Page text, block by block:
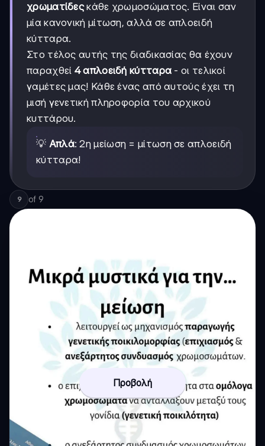
χρωματίδεςκάθε χρωμοσώματος. Είναι σαν
μία κανονική μίτωση, αλλά σε απλοειδή
κύτταρα.
Στο τέλος αυτής της διαδικασίας θα έχουν
παραχθεί 4 απλοειδή κύτταρα - οι τελικοί
γαμέτες μας! Κάθε ένας από αυτούς έχει τη
μισή γενετική πληροφορία του αρχικού
κυττάρου.
💡 Απλά: 2η μείωση = μίτωση σε απλοειδή
κύτταρα!
9 of 9
Προβολή